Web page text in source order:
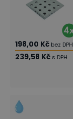
198,00 Kč bez DPH
239,58 Kč s DPH